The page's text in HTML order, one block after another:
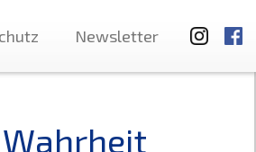
Newsletter
Wahrheit